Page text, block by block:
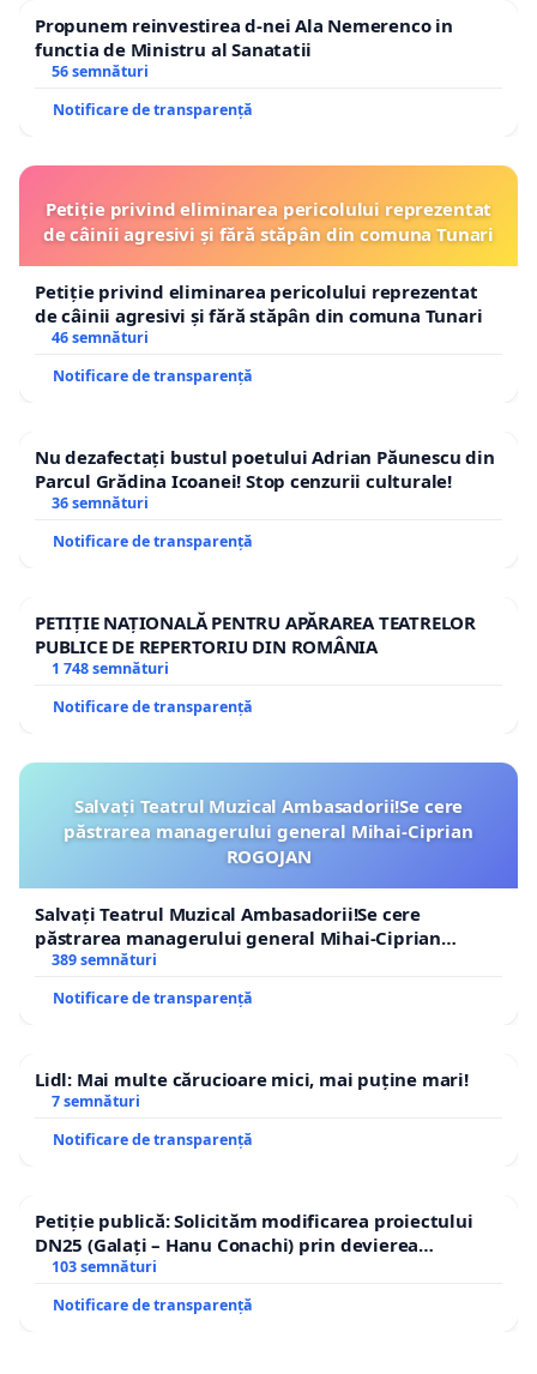
Propunem reinvestirea d-nei Ala Nemerenco in
functia de Ministru al Sanatatii
56 semnături
Notificare de transparență
Petiție privind eliminarea pericolului reprezentat
de câinii agresivi și fără stăpân din comuna Tunari
Petiție privind eliminarea pericolului reprezentat
de câinii agresivi și fără stăpân din comuna Tunari
46 semnături
Notificare de transparență
Nu dezafectați bustul poetului Adrian Păunescu din
Parcul Grădina Icoanei! Stop cenzurii culturale!
36 semnături
Notificare de transparență
PETIȚIE NAȚIONALĂ PENTRU APĂRAREA TEATRELOR
PUBLICE DE REPERTORIU DIN ROMÂNIA
1 748 semnături
Notificare de transparență
Salvați Teatrul Muzical Ambasadorii!Se cere
păstrarea managerului general Mihai-Ciprian
ROGOJAN
Salvați Teatrul Muzical Ambasadorii!Se cere
păstrarea managerului general Mihai-Ciprian
ROGOJAN
389 semnături
Notificare de transparență
Lidl: Mai multe cărucioare mici, mai puține mari!
7 semnături
Notificare de transparență
Petiție publică: Solicităm modificarea proiectului
DN25 (Galați – Hanu Conachi) prin devierea
traseului în afara localităților!
103 semnături
Notificare de transparență